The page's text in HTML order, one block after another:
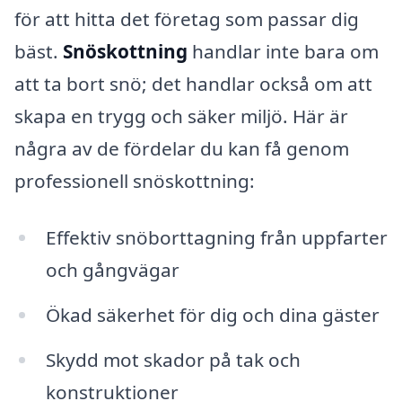
för att hitta det företag som passar dig
bäst. Snöskottning handlar inte bara om
att ta bort snö; det handlar också om att
skapa en trygg och säker miljö. Här är
några av de fördelar du kan få genom
professionell snöskottning:
Effektiv snöborttagning från uppfarter
och gångvägar
Ökad säkerhet för dig och dina gäster
Skydd mot skador på tak och
konstruktioner